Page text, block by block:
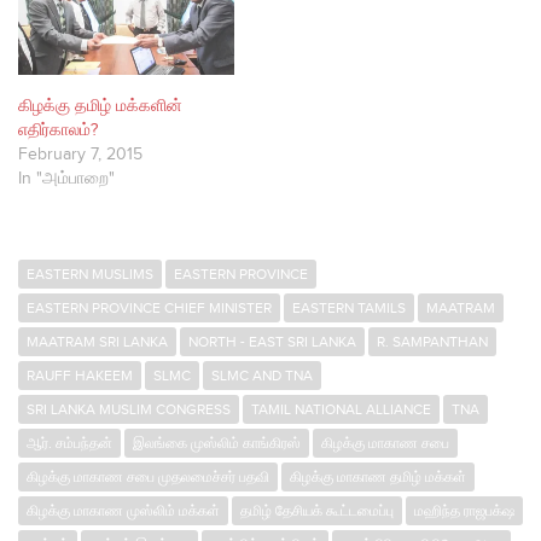
கிழக்கு தமிழ் மக்களின்
எதிர்காலம்?
February 7, 2015
In "அம்பாறை"
EASTERN MUSLIMS
EASTERN PROVINCE
EASTERN PROVINCE CHIEF MINISTER
EASTERN TAMILS
MAATRAM
MAATRAM SRI LANKA
NORTH - EAST SRI LANKA
R. SAMPANTHAN
RAUFF HAKEEM
SLMC
SLMC AND TNA
SRI LANKA MUSLIM CONGRESS
TAMIL NATIONAL ALLIANCE
TNA
ஆர். சம்பந்தன்
இலங்கை முஸ்லிம் காங்கிரஸ்
கிழக்கு மாகாண சபை
கிழக்கு மாகாண சபை முதலமைச்சர் பதவி
கிழக்கு மாகாண தமிழ் மக்கள்
கிழக்கு மாகாண முஸ்லிம் மக்கள்
தமிழ் தேசியக் கூட்டமைப்பு
மஹிந்த ராஜபக்‌ஷ